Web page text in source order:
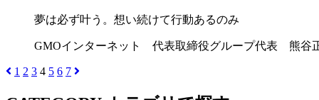
夢は必ず叶う。想い続けて行動あるのみ
GMOインターネット 代表取締役グループ代表 熊谷
1 2 3 4 5 6 7